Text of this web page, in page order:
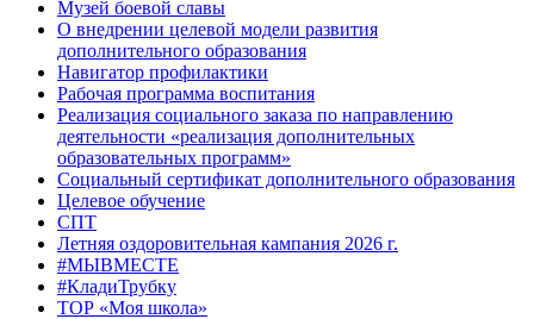
Музей боевой славы
О внедрении целевой модели развития
дополнительного образования
Навигатор профилактики
Рабочая программа воспитания
Реализация социального заказа по направлению
деятельности «реализация дополнительных
образовательных программ»
Социальный сертификат дополнительного образования
Целевое обучение
СПТ
Летняя оздоровительная кампания 2026 г.
#МЫВМЕСТЕ
#КладиТрубку
ТОР «Моя школа»